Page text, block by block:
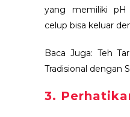
yang memiliki
celup bisa keluar
Baca Juga: Teh
Tradisional dengan
3.